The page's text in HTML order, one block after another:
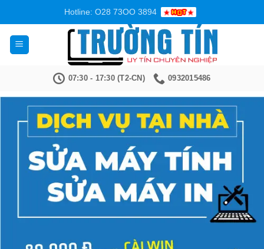
nội
dung
Hotline: O28 73OO 3894
07:30 - 17:30 (T2-CN) 0932015486